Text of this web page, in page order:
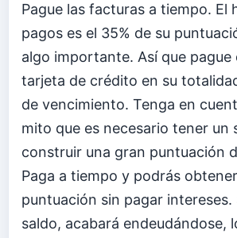
Pague las facturas a tiempo. El
pagos es el 35% de su
algo importante. Así que pague
tarjeta de crédito en su
de vencimiento. Tenga en
mito que es necesario tener un
construir una gran puntuación
Paga a tiempo y podrás
puntuación sin pagar intereses.
saldo, acabará endeudándose,